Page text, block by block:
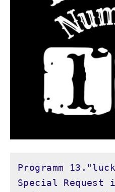
Programm
Special Request